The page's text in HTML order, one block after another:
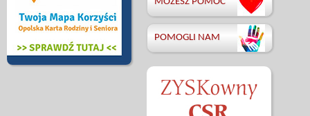
POMOGLI NAM